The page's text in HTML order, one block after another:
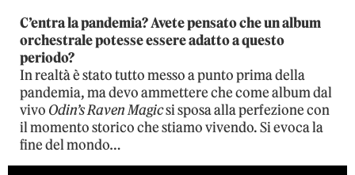
C’entra la pandemia? Avete pensato che un album
orchestrale potesse essere adatto a questo
periodo?
In realtà è stato tutto messo a punto prima della
pandemia, ma devo ammettere che come album dal
vivo Odin’s Raven Magicsi sposa alla perfezione con
il momento storico che stiamo vivendo. Si evoca la
fine del mondo…